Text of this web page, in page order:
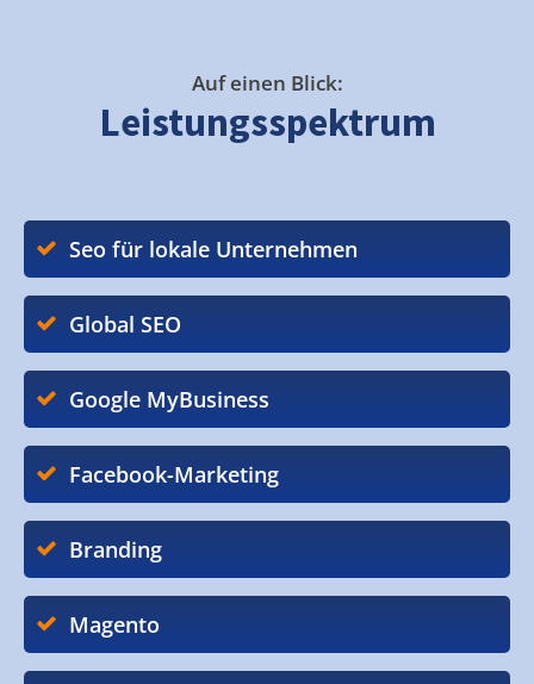
Auf einen Blick:
Leistungsspektrum
Seo für lokale Unternehmen
Global SEO
Google MyBusiness
Facebook-Marketing
Branding
Magento